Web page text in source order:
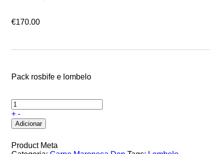
€170.00
Pack rosbife e lombelo
+ -
Adicionar
Product Meta